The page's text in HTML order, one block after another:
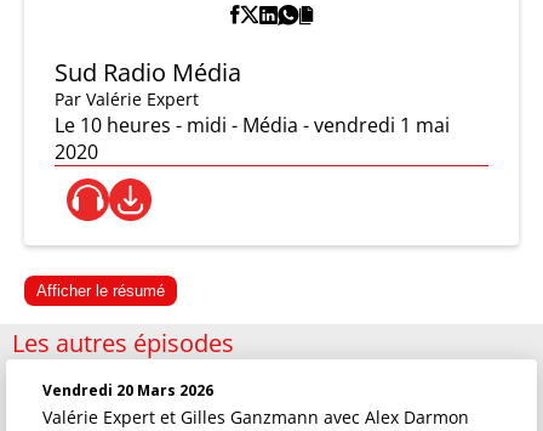
Sud Radio Média
Par Valérie Expert
Le 10 heures - midi - Média - vendredi 1 mai
2020
Afficher le résumé
Les autres épisodes
Vendredi 20 Mars 2026
Valérie Expert et Gilles Ganzmann avec Alex Darmon